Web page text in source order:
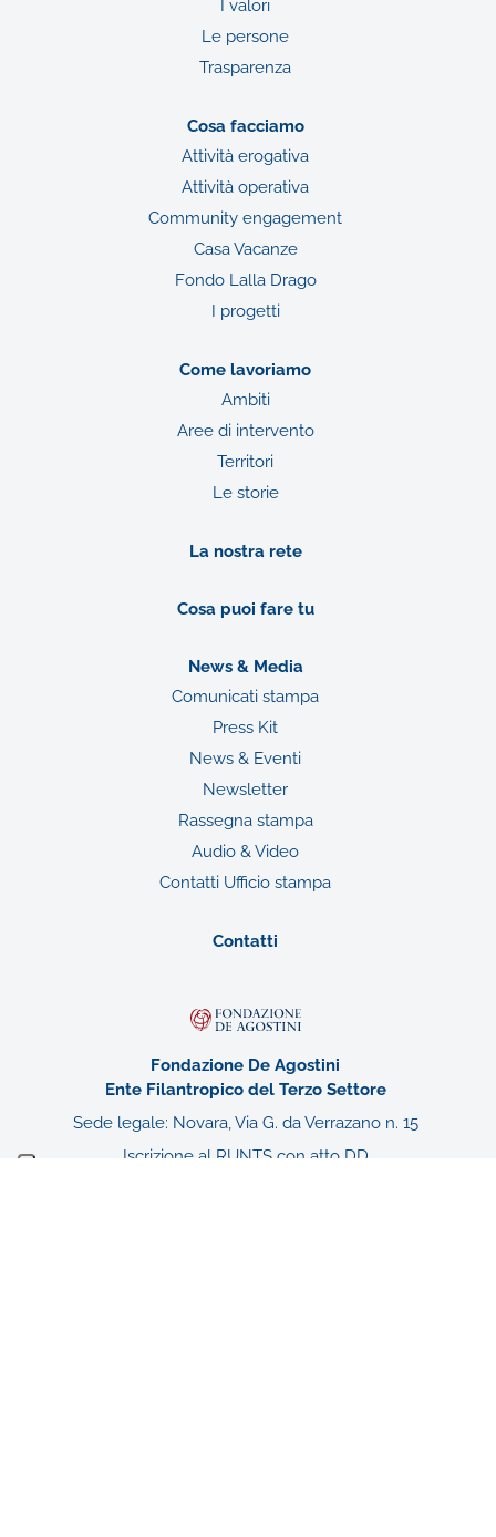
I valori
Le persone
Trasparenza
Cosa facciamo
Attività erogativa
Attività operativa
Community engagement
Casa Vacanze
Fondo Lalla Drago
I progetti
Come lavoriamo
Ambiti
Aree di intervento
Territori
Le storie
La nostra rete
Cosa puoi fare tu
News & Media
Comunicati stampa
Press Kit
News & Eventi
Newsletter
Rassegna stampa
Audio & Video
Contatti Ufficio stampa
Contatti
Fondazione De Agostini
Ente Filantropico del Terzo Settore
Sede legale: Novara, Via G. da Verrazano n. 15
Iscrizione al RUNTS con atto DD